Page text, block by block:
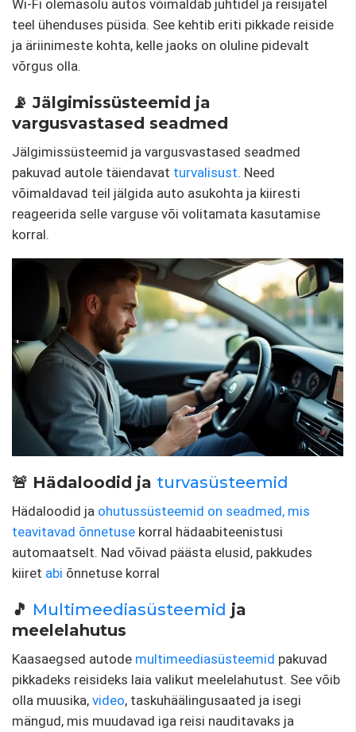
Wi-Fi olemasolu autos võimaldab juhtidel ja reisijatel
teel ühenduses püsida. See kehtib eriti pikkade reiside
ja äriinimeste kohta, kelle jaoks on oluline pidevalt
võrgus olla.
📡 Jälgimissüsteemid ja
vargusvastased seadmed
Jälgimissüsteemid ja vargusvastased seadmed
pakuvad autole täiendavat turvalisust. Need
võimaldavad teil jälgida auto asukohta ja kiiresti
reageerida selle varguse või volitamata kasutamise
korral.
🚨 Hädaloodid ja turvasüsteemid
Hädaloodid ja ohutussüsteemid on seadmed, mis
teavitavad õnnetuse korral hädaabiteenistusi
automaatselt. Nad võivad päästa elusid, pakkudes
kiiret abi õnnetuse korral
🎵 Multimeediasüsteemid ja
meelelahutus
Kaasaegsed autode multimeediasüsteemid pakuvad
pikkadeks reisideks laia valikut meelelahutust. See võib
olla muusika, video, taskuhäälingusaated ja isegi
mängud, mis muudavad iga reisi nauditavaks ja